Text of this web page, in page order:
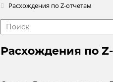
Расхождения по Z-отчетам
Расхождения по